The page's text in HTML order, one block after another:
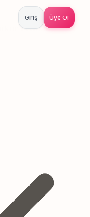
Giriş Üye Ol
Manikur Pedikur
Pedikur